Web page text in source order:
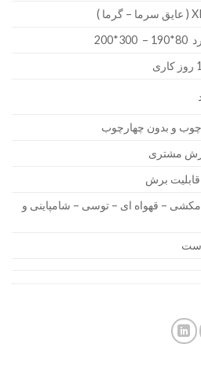
چوب و بدون چهارچوب
مشتری
قابلیت برش
– قهواه ای – توسی – شامپاینی و